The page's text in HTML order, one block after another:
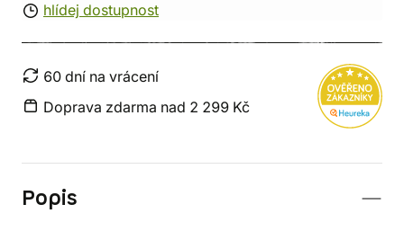
hlídej dostupnost
60 dní na vrácení
Doprava zdarma nad 2 299 Kč
Popis